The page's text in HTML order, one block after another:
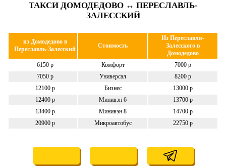
ТАКСИ ДОМОДЕДОВО ↔ ПЕРЕСЛАВЛЬ-
ЗАЛЕССКИЙ
из Домодедово в
Переславль-Залесский
Стоимость
Из Переславля-
Залесского в
Домодедово
6150 р
Комфорт
7000 р
7050 р
Универсал
8200 р
12100 р
Бизнес
13000 р
12400 р
Минивэн 6
13700 р
13400 р
Минивэн 8
14700 р
20900 р
Микроавтобус 22750 р